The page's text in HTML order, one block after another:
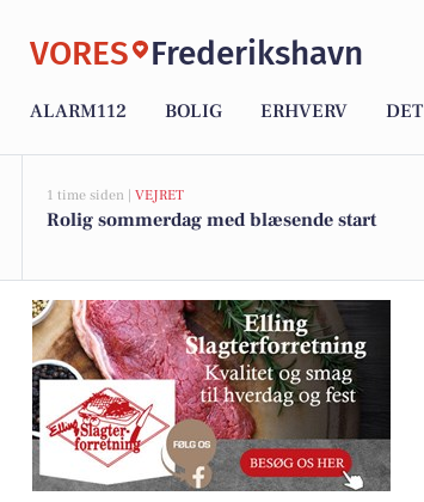
VORES Frederikshavn
ALARM112 BOLIG ERHVERV
1 time siden | VEJRET
Rolig sommerdag med blæsende start